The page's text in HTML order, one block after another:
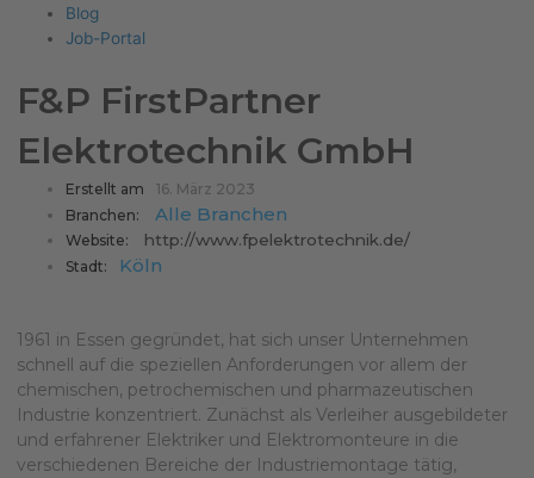
Blog
Job-Portal
F&P FirstPartner
Elektrotechnik GmbH
Erstellt am
16. März 2023
Branchen:
Alle Branchen
Website: http://www.fpelektrotechnik.de/
Stadt: Köln
1961 in Essen gegründet, hat sich unser Unternehmen
schnell auf die speziellen Anforderungen vor allem der
chemischen, petrochemischen und pharmazeutischen
Industrie konzentriert. Zunächst als Verleiher ausgebildeter
und erfahrener Elektriker und Elektromonteure in die
verschiedenen Bereiche der Industriemontage tätig,